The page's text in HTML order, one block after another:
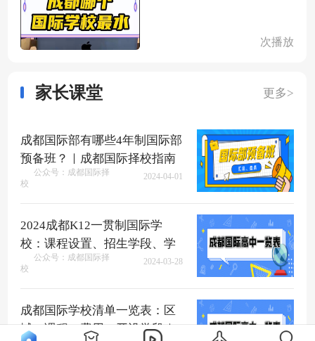
次播放
家长课堂 更多>
成都国际部有哪些4年制国际部
预备班？｜成都国际择校指南
公众号：成都国际择
校
2024-04-01
2024成都K12一贯制国际学
校：课程设置、招生学段、学
费盘点、如何入读？
公众号：成都国际择
校
2024-03-28
成都国际学校清单一览表：区
域、课程、费用、开设学段｜